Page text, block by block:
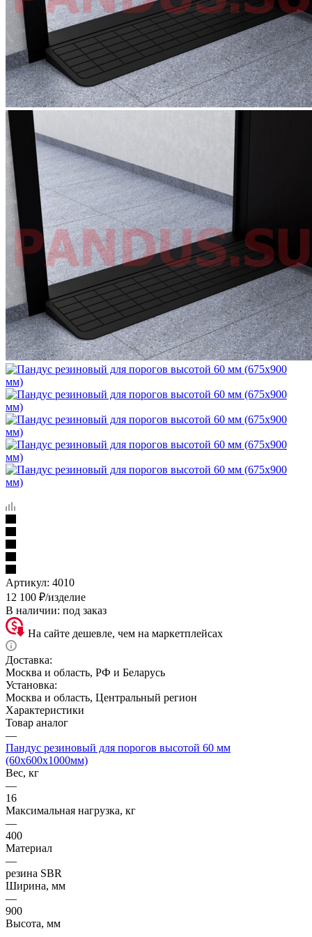
Артикул: 4010
12 100 ₽/изделие
В наличии: под заказ
На сайте дешевле, чем на маркетплейсах
Доставка:
Москва и область, РФ и Беларусь
Установка:
Москва и область, Центральный регион
Характеристики
Товар аналог
—
Пандус резиновый для порогов высотой 60 мм
(60х600х1000мм)
Вес, кг
—
16
Максимальная нагрузка, кг
—
400
Материал
—
резина SBR
Ширина, мм
—
900
Высота, мм